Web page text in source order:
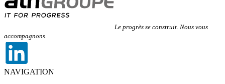
Le progrès se construit. Nous vous
accompagnons.
NAVIGATION